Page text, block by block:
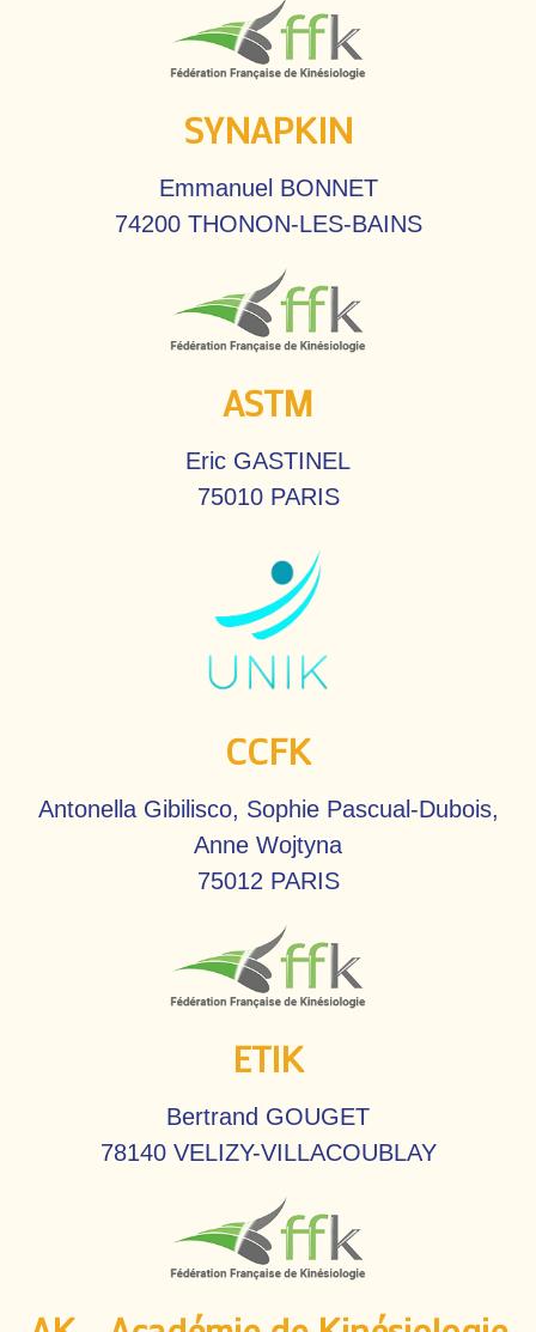
SYNAPKIN
Emmanuel BONNET
74200 THONON-LES-BAINS
ASTM
Eric GASTINEL
75010 PARIS
CCFK
Antonella Gibilisco, Sophie Pascual-Dubois,
Anne Wojtyna
75012 PARIS
ETIK
Bertrand GOUGET
78140 VELIZY-VILLACOUBLAY